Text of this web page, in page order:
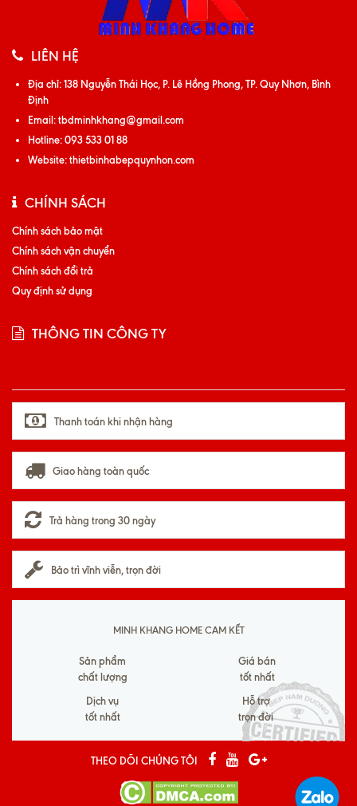
LIÊN HỆ
Địa chỉ:138 Nguyễn Thái Học, P. Lê Hồng Phong, TP. Quy Nhơn, Bình
Định
Email:tbdminhkhang@gmail.com
Hotline:093 533 01 88
Website:thietbinhabepquynhon.com
CHÍNH SÁCH
Chính sách bảo mật
Chính sách vận chuyển
Chính sách đổi trả
Quy định sử dụng
THÔNG TIN CÔNG TY
Thanh toán khi nhận hàng
Giao hàng toàn quốc
Trả hàng trong 30 ngày
Bảo trì vĩnh viễn, trọn đời
MINH KHANG HOME CAM KẾT
Sản phẩm
chất lượng
Giá bán
tốt nhất
Dịch vụ
tốt nhất
Hỗ trợ
trọn đời
THEO DÕI CHÚNG TÔI